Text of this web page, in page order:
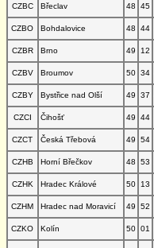
CZBC
Břeclav 48 45
CZBO
Bohdalovice 48 44
CZBR
Brno 49 12
CZBV
Broumov 50 34
CZBY
Bystřice nad Olší 49 37
CZCI
Čihošť 49 44
CZCT
Česká Třebová 49 54
CZHB
Horní Břečkov 48 53
CZHK
Hradec Králové 50 13
CZHM
Hradec nad Moravicí 49 52
CZKO
Kolín 50 01